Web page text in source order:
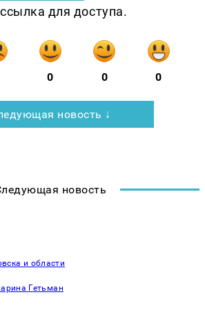
для доступа.
0 0 0
новость ↓
новость
и области
Гетьман